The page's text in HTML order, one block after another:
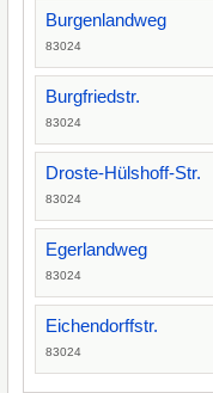
Burgenlandweg
83024
Burgfriedstr.
83024
Droste-Hülshoff-Str.
83024
Egerlandweg
83024
Eichendorffstr.
83024